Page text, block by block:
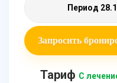
Период
Запросить
Тариф С